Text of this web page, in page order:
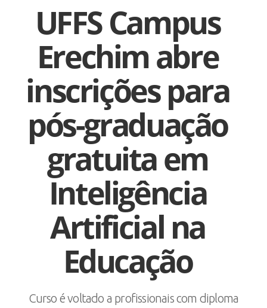
UFFS Campus
Erechim abre
inscrições para
pós-graduação
gratuita em
Inteligência
Artificial na
Educação
Curso é voltado a profissionais com diploma